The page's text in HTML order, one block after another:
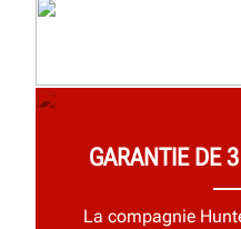
GARANTIE DE
La compagnie